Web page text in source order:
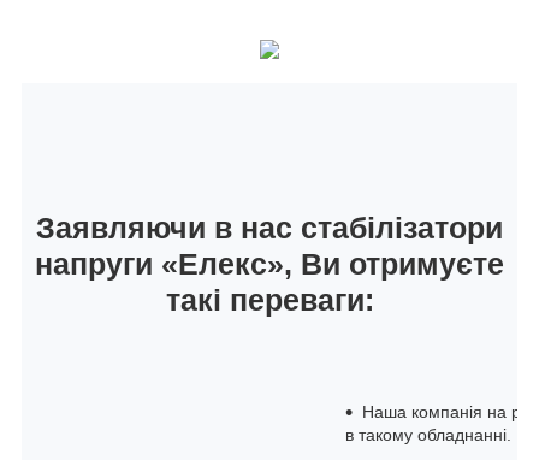
Заявляючи в нас стабілізатори
напруги «Елекс», Ви отримуєте
такі переваги:
Наша компанія на
в такому обладнанні.